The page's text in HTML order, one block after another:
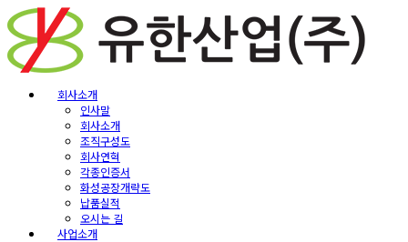
회사소개
인사말
회사소개
조직구성도
회사연혁
각종인증서
화성공장개략도
납품실적
오시는 길
사업소개